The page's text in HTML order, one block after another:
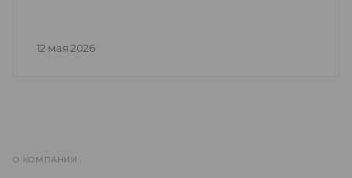
12 мая 2026
О КОМПАНИИ